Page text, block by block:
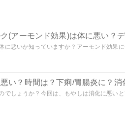
(アーモンド効果)は体に悪い？
に悪いか知っていますか？アーモンド効果
い？時間は？下痢/胃腸炎に？消
でしょうか？今回は、もやしは消化に悪い